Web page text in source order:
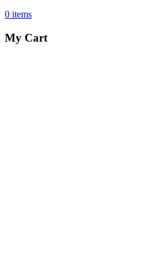
0 items
My Cart